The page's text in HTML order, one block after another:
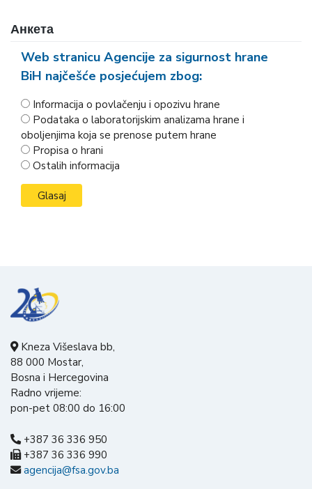
Анкета
Web stranicu Agencije za sigurnost hrane
BiH najčešće posjećujem zbog:
Informacija o povlačenju i opozivu hrane
Podataka o laboratorijskim analizama hrane i
oboljenjima koja se prenose putem hrane
Propisa o hrani
Ostalih informacija
Kneza Višeslava bb,
88 000 Mostar,
Bosna i Hercegovina
Radno vrijeme:
pon-pet 08:00 do 16:00
+387 36 336 950
+387 36 336 990
agencija@fsa.gov.ba